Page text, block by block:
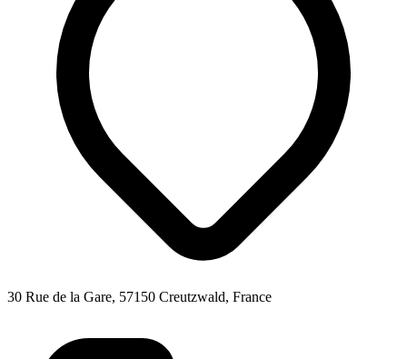
30 Rue de la Gare, 57150 Creutzwald, France